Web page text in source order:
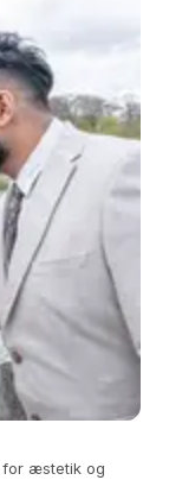
for æstetik og